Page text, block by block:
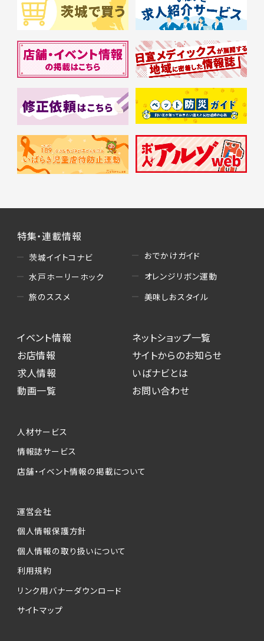
特集・連載情報
茨城イイトコナビ
水戸ホーリーホック
旅のススメ
おでかけガイド
オレンジリボン運動
美味しおスタイル
イベント情報
お店情報
求人情報
動画一覧
ネットショップ一覧
サイトからのお知らせ
いばナビとは
お問い合わせ
人材サービス
情報誌サービス
店舗・イベント情報の掲載について
運営会社
個人情報保護方針
個人情報の取り扱いについて
利用規約
リンク用バナーダウンロード
サイトマップ